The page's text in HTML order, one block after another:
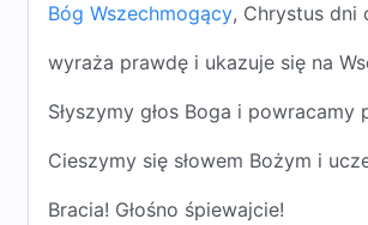
Bóg Wszechmogący, Chrystus dni
wyraża prawdę i ukazuje się na
Słyszymy głos Boga i
Cieszymy się słowem Bożym i
Bracia! Głośno śpiewajcie!